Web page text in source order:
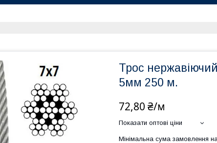
Трос
5мм 250 м.
72,80 ₴/м
Показати оптові ціни
Мінімальна сума замовлення